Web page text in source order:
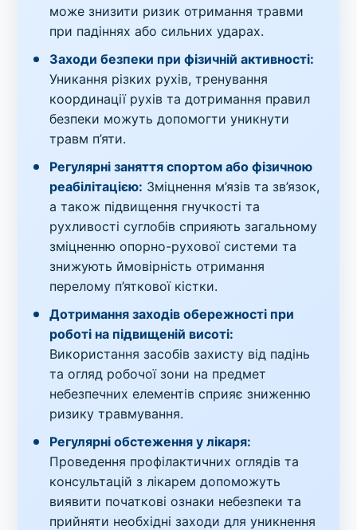
може знизити ризик отримання травми
при падіннях або сильних ударах.
Заходи безпеки при фізичній активності:
Уникання різких рухів, тренування
координації рухів та дотримання правил
безпеки можуть допомогти уникнути
травм п’яти.
Регулярні заняття спортом або фізичною
реабілітацією: Зміцнення м’язів та зв’язок,
а також підвищення гнучкості та
рухливості суглобів сприяють загальному
зміцненню опорно-рухової системи та
знижують ймовірність отримання
перелому п’яткової кістки.
Дотримання заходів обережності при
роботі на підвищеній висоті:
Використання засобів захисту від падінь
та огляд робочої зони на предмет
небезпечних елементів сприяє зниженню
ризику травмування.
Регулярні обстеження у лікаря:
Проведення профілактичних оглядів та
консультацій з лікарем допоможуть
виявити початкові ознаки небезпеки та
прийняти необхідні заходи для уникнення